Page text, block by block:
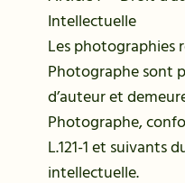
Intellectuelle
Les photographies
Photographe sont
d’auteur et
Photographe,
L.121-1 et suivants
intellectuelle.